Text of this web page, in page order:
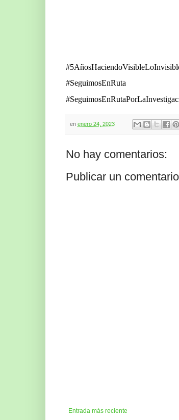
#SeguimosEnRuta
en enero 24, 2023
No hay comentarios:
Publicar un comentario
Entrada más reciente